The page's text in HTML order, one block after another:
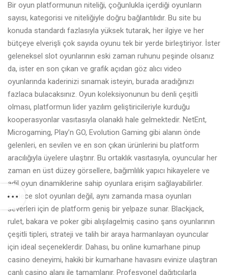
Bir oyun platformunun niteliği, çoğunlukla içerdiği oyunların
sayısı, kategorisi ve niteliğiyle doğru bağlantılıdır. Bu site bu
konuda standardı fazlasıyla yüksek tutarak, her ilgiye ve her
bütçeye elverişli çok sayıda oyunu tek bir yerde birleştiriyor. İster
geleneksel slot oyunlarının eski zaman ruhunu peşinde olsanız
da, ister en son çıkan ve grafik açıdan göz alıcı video
oyunlarında kaderinizi sınamak isteyin, burada aradığınızı
fazlaca bulacaksınız. Oyun koleksiyonunun bu denli çeşitli
olması, platformun lider yazılım geliştiricileriyle kurduğu
kooperasyonlar vasıtasıyla olanaklı hale gelmektedir. NetEnt,
Microgaming, Play’n GO, Evolution Gaming gibi alanın önde
gelenleri, en sevilen ve en son çıkan ürünlerini bu platform
aracılığıyla üyelere ulaştırır. Bu ortaklık vasıtasıyla, oyuncular her
zaman en üst düzey görsellere, bağımlılık yapıcı hikayelere ve
adil oyun dinamiklerine sahip oyunlara erişim sağlayabilirler.
Sadece slot oyunları değil, aynı zamanda masa oyunları
severleri için de platform geniş bir yelpaze sunar. Blackjack,
rulet, bakara ve poker gibi alışılagelmiş casino şans oyunlarının
çeşitli tipleri, strateji ve talih bir araya harmanlayan oyuncular
için ideal seçeneklerdir. Dahası, bu online kumarhane pinup
casino deneyimi, hakiki bir kumarhane havasını evinize ulaştıran
canlı casino alanı ile tamamlanır. Profesyonel dağıtıcılarla